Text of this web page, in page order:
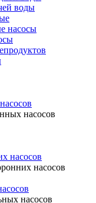
воды
насосы
насосов
насосов
насосов
насосов